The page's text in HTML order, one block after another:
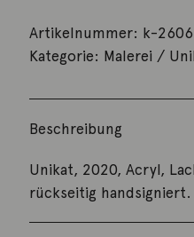
Artikelnummer: k-
Kategorie: Malerei /
Beschreibung
Unikat, 2020, Acryl,
rückseitig handsigniert.